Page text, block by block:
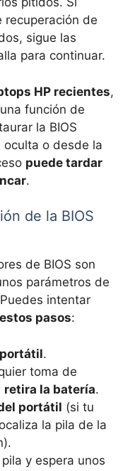
recuperación de
sigue las
para continuar.
HP recientes,
función de
la BIOS
o desde la
puede tardar
.
de la BIOS
de BIOS son
parámetros de
intentar
pasos:
.
toma de
retira la batería.
portátil (si tu
la pila de la
y espera unos